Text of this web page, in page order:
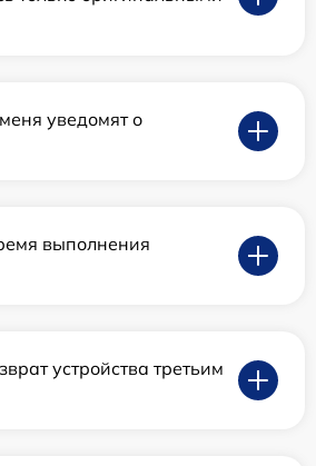
уведомят о
выполнения
устройства третьим